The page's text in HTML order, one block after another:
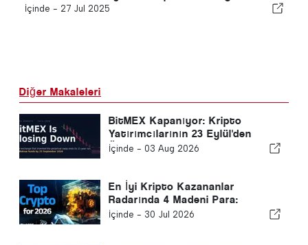
İçinde - 27 Jul 2025
Diğer Makaleleri
BitMEX Kapanıyor: Kripto
Yatırımcılarının 23 Eylül'den
Önce Yapması Gerekenler
İçinde - 03 Aug 2026
En İyi Kripto Kazananlar
Radarında 4 Madeni Para:
BlockDag, Kaspa, Monero ve
İçinde - 30 Jul 2026